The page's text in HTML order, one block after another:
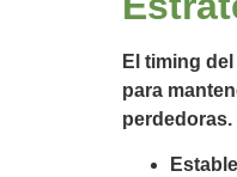
El timing
para
perdedoras.